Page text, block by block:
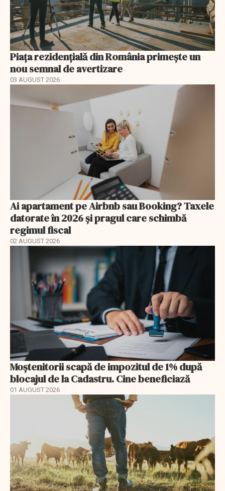
Piața rezidențială din România primește un
nou semnal de avertizare
03 AUGUST 2026
Ai apartament pe Airbnb sau Booking? Taxele
datorate în 2026 și pragul care schimbă
regimul fiscal
02 AUGUST 2026
Moștenitorii scapă de impozitul de 1% după
blocajul de la Cadastru. Cine beneficiază
01 AUGUST 2026